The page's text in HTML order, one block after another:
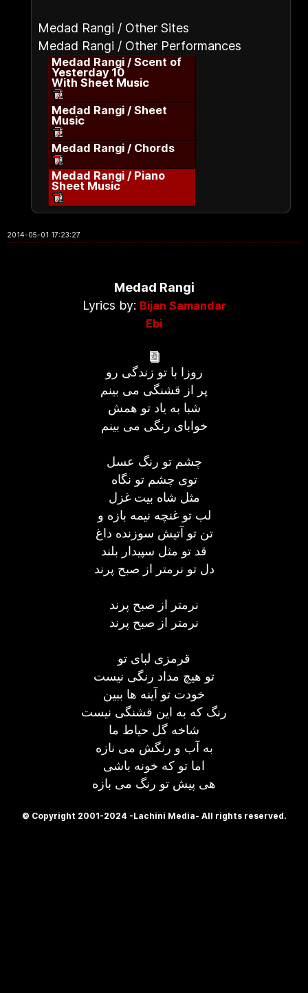
Medad Rangi / Other Sites
Medad Rangi / Other Performances
Medad Rangi / Scent of
Yesterday 10
With Sheet Music
Medad Rangi / Sheet
Music
Medad Rangi / Chords
Medad Rangi / Piano
Sheet Music
2014-05-01 17:23:27
Medad Rangi
Lyrics by: Bijan Samandar
Ebi
روزا با تو زندگی رو
پر از قشنگی می بینم
شبا به یاد تو همش
خوابای رنگی می بینم
چشم تو رنگ عسل
توی چشم تو نگاه
مثل شاه بیت غزل
لب تو غنچه نیمه بازه و
تن تو آتیش سوزنده داغ
قد تو مثل سپیدار بلند
دل تو نرمتر از صبح پرند
نرمتر از صبح پرند
نرمتر از صبح پرند
قرمزی لبای تو
تو هیچ مداد رنگی نیست
خودت تو آینه ها ببین
رنگ که به این قشنگی نیست
شاخه گل حیاط ما
به آب و رنگش می نازه
اما تو که خونه باشی
هی پیش تو رنگ می بازه
© Copyright 2001-2024 -Lachini Media- All rights reserved.